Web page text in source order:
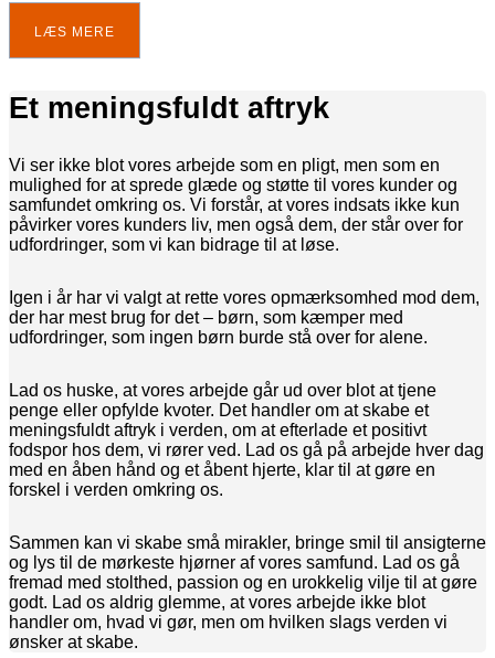
LÆS MERE
Et meningsfuldt aftryk
Vi ser ikke blot vores arbejde som en pligt, men som en
mulighed for at sprede glæde og støtte til vores kunder og
samfundet omkring os. Vi forstår, at vores indsats ikke kun
påvirker vores kunders liv, men også dem, der står over for
udfordringer, som vi kan bidrage til at løse.
Igen i år har vi valgt at rette vores opmærksomhed mod dem,
der har mest brug for det – børn, som kæmper med
udfordringer, som ingen børn burde stå over for alene.
Lad os huske, at vores arbejde går ud over blot at tjene
penge eller opfylde kvoter. Det handler om at skabe et
meningsfuldt aftryk i verden, om at efterlade et positivt
fodspor hos dem, vi rører ved. Lad os gå på arbejde hver dag
med en åben hånd og et åbent hjerte, klar til at gøre en
forskel i verden omkring os.
Sammen kan vi skabe små mirakler, bringe smil til ansigterne
og lys til de mørkeste hjørner af vores samfund. Lad os gå
fremad med stolthed, passion og en urokkelig vilje til at gøre
godt. Lad os aldrig glemme, at vores arbejde ikke blot
handler om, hvad vi gør, men om hvilken slags verden vi
ønsker at skabe.